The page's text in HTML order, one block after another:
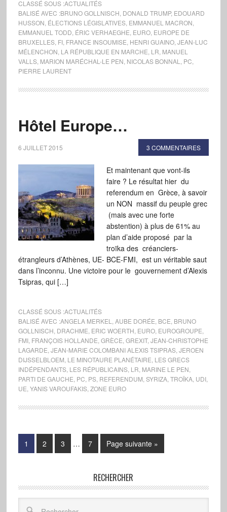
CLASSÉ SOUS :ACTUALITÉS
BALISÉ AVEC :BRUNO GOLLNISCH DONALD TRUMP, EDOUARD
HUSSON ÉLECTIONS LÉGISLATIVES, EMMANUEL MACRON
EMMANUEL TODD ÉRIC VERHAEGHE EURO, EUROPE DE
BRUXELLES, FI, FRANCE INSOUMISE HENRI GUAINO, JEAN-LUC
MÉLENCHON LA RÉPUBLIQUE EN MARCHE LR MANUEL
VALLS, MARION MARÉCHAL-LE PEN NICOLAS BONNAL PC
PIERRE LAURENT
Hôtel Europe…
6 JUILLET 2015 3 COMMENTAIRES
Et maintenant que vont-ils
faire ? Le résultat hier du
referendum en Grèce, à savoir
un NON massif du peuple grec
(mais avec une forte
abstention) à plus de 61% au
plan d’aide proposé par la
troïka des créanciers-
étrangleurs d’Athènes, UE- BCE-FMI, est un véritable saut
dans l’inconnu. Une victoire pour le gouvernement d’Alexis
Tsipras, qui […]
CLASSÉ SOUS :ACTUALITÉS
BALISÉ AVEC :ANGELA MERKEL AUBE DORÉE BCE BRUNO
GOLLNISCH DRACHME ERIC WOERTH EURO, EUROGROUPE
FMI, FRANÇOIS HOLLANDE GRÈCE GREXIT, JEAN-CHRISTOPHE
LAGARDE JEAN-MARIE COLOMBANI ALEXIS TSIPRAS, JEROEN
DIJSSELBLOEM LE MINOTAURE PLANÉTAIRE LES GRECS
INDÉPENDANTS, LES RÉPUBLICAINS, LR MARINE LE PEN
PARTI DE GAUCHE PC PS, REFERENDUM SYRIZA, TROÏKA, UDI,
UE YANIS VAROUFAKIS, ZONE EURO
1 2 3 … 7 Page suivante »
RECHERCHER